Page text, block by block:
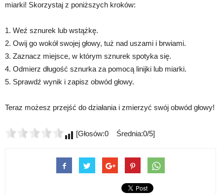
miarki! Skorzystaj z poniższych kroków:
1. Weź sznurek lub wstążkę.
2. Owij go wokół swojej głowy, tuż nad uszami i brwiami.
3. Zaznacz miejsce, w którym sznurek spotyka się.
4. Odmierz długość sznurka za pomocą linijki lub miarki.
5. Sprawdź wynik i zapisz obwód głowy.
Teraz możesz przejść do działania i zmierzyć swój obwód głowy!
[Głosów:0 Średnia:0/5]